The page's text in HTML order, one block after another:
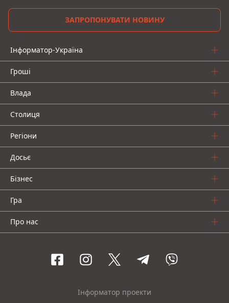
ЗАПРОПОНУВАТИ НОВИНУ
Інформатор-Україна
Гроші
Влада
Столиця
Регіони
Досьє
Бізнес
Гра
Про нас
Інформатор проекти